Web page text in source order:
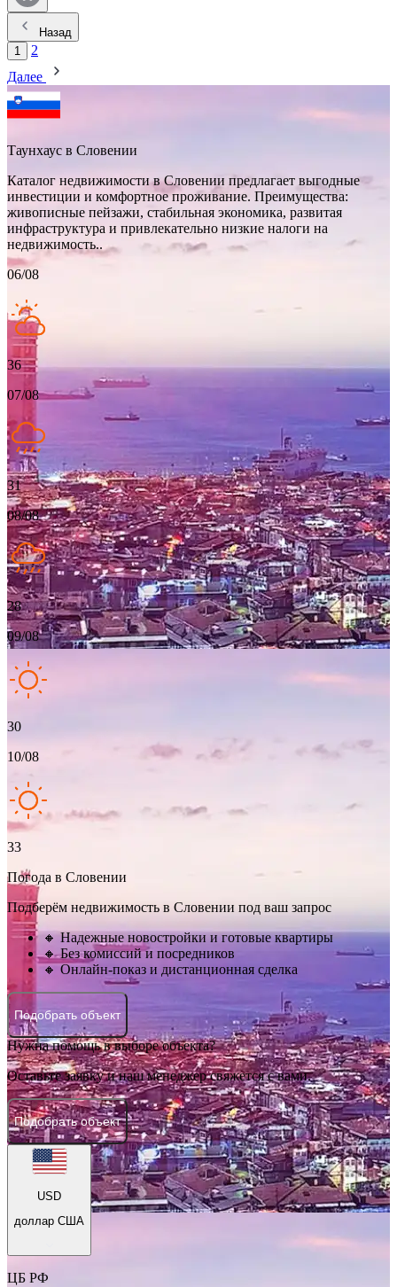
Назад
1
2
Далее
Таунхаус в Словении
Каталог недвижимости в Словении предлагает выгодные
инвестиции и комфортное проживание. Преимущества:
живописные пейзажи, стабильная экономика, развитая
инфраструктура и привлекательно низкие налоги на
недвижимость..
06/08
36
07/08
31
08/08
28
09/08
30
10/08
33
Погода в Словении
Подберём недвижимость в Словении под ваш запрос
🔸 Надежные новостройки и готовые квартиры
🔸 Без комиссий и посредников
🔸 Онлайн-показ и дистанционная сделка
Подобрать объект
Нужна помощь в выборе объекта?
Оставьте заявку и наш менеджер свяжется с вами.
Подобрать объект
USD
доллар США
ЦБ РФ